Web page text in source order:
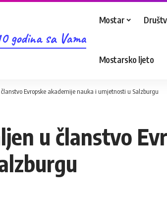
godina sa Vama
Mostar
Mostarsko ljeto
Evropske akademije nauka i umjetnosti u Salzburgu
u članstvo